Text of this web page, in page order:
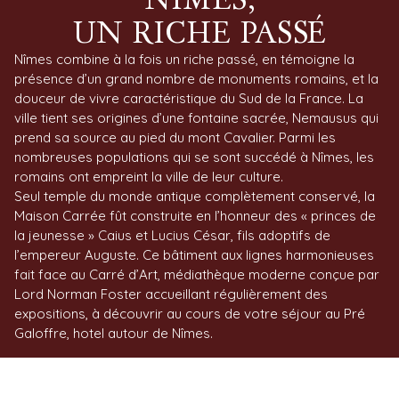
UN RICHE PASSÉ
Nîmes combine à la fois un riche passé, en témoigne la
présence d’un grand nombre de monuments romains, et la
douceur de vivre caractéristique du Sud de la France. La
ville tient ses origines d’une fontaine sacrée, Nemausus qui
prend sa source au pied du mont Cavalier. Parmi les
nombreuses populations qui se sont succédé à Nîmes, les
romains ont empreint la ville de leur culture.
Seul temple du monde antique complètement conservé, la
Maison Carrée fût construite en l’honneur des « princes de
la jeunesse » Caius et Lucius César, fils adoptifs de
l’empereur Auguste. Ce bâtiment aux lignes harmonieuses
fait face au Carré d’Art, médiathèque moderne conçue par
Lord Norman Foster accueillant régulièrement des
expositions, à découvrir au cours de votre séjour au Pré
Galoffre, hotel autour de Nîmes.